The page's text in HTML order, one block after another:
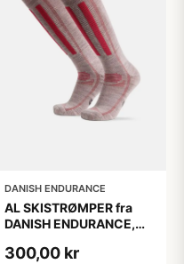
DANISH ENDURANCE
AL SKISTRØMPER fra
DANISH ENDURANCE,
300,00 kr